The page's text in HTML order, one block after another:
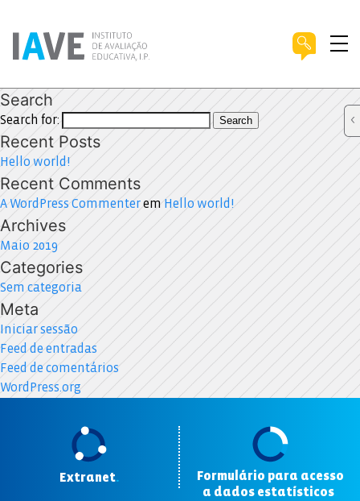
Search
Search for: Search
Recent Posts
Hello world!
Recent Comments
A WordPress Commenterem Hello world!
Archives
Maio 2019
Categories
Sem categoria
Meta
Iniciar sessão
Feed de entradas
Feed de comentários
WordPress.org
Extranet.
Formulário para acesso
a dados estatísticos